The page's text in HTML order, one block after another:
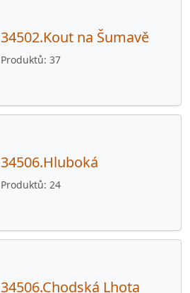
34502.Kout na Šumavě
Produktů 37
34506.Hluboká
Produktů 24
34506.Chodská Lhota